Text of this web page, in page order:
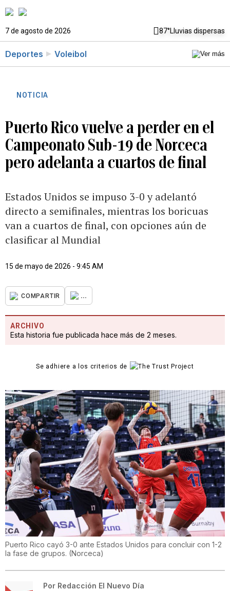
7 de agosto de 2026 87°Lluvias dispersas
Deportes Voleibol
NOTICIA
Puerto Rico vuelve a perder en el
Campeonato Sub-19 de Norceca
pero adelanta a cuartos de final
Estados Unidos se impuso 3-0 y adelantó
directo a semifinales, mientras los boricuas
van a cuartos de final, con opciones aún de
clasificar al Mundial
15 de mayo de 2026 - 9:45 AM
COMPARTIR ...
ARCHIVO
Esta historia fue publicada hace más de 2 meses.
Se adhiere a los criterios de
Puerto Rico cayó 3-0 ante Estados Unidos para concluir con 1-2
la fase de grupos. (Norceca)
Por Redacción El Nuevo Día